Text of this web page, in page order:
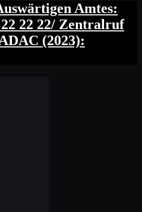
Amtes:
22 22 22/ Zentralruf
(2023):